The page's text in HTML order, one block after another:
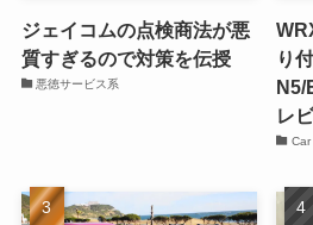
ジェイコムの点検商法が悪
質すぎるので対策を伝授
悪徳サービス系
り
N5/
レ
Car